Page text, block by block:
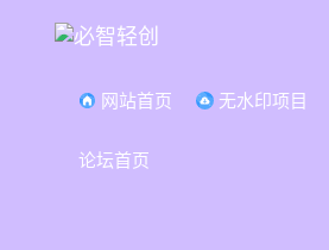
网站首页 无水印项目
论坛首页